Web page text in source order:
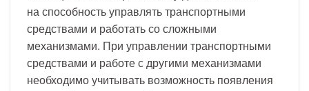
на способность управлять транспортными
средствами и работать со сложными
механизмами. При управлении транспортными
средствами и работе с другими механизмами
необходимо учитывать возможность появления